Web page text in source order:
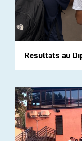
Résultats au